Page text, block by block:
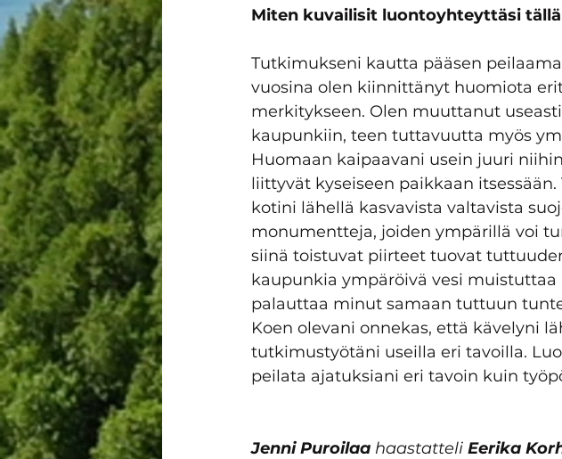
Miten kuvailisit luontoyhteyttäsi
Tutkimukseni kautta pääsen
vuosina olen kiinnittänyt huomiota
merkitykseen. Olen muuttanut
kaupunkiin, teen tuttavuutta myös
Huomaan kaipaavani usein juuri
liittyvät kyseiseen paikkaan
kotini lähellä kasvavista valtavista
monumentteja, joiden ympärillä voi
siinä toistuvat piirteet tuovat
kaupunkia ympäröivä vesi
palauttaa minut samaan tuttuun
Koen olevani onnekas, että kävelyni
tutkimustyötäni useilla eri tavoilla.
peilata ajatuksiani eri tavoin kuin
Jenni Puroilaa haastatteli Eerika